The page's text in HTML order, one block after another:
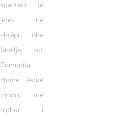
kualitetit të
jetës në
shtëpi dhe
familje, sot
Comodita
Home është
zinxhiri më
njohur i